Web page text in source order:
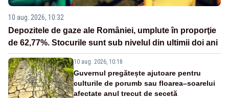
10 aug. 2026, 10:32
Depozitele de gaze ale României, umplute în proporţie
de 62,77%. Stocurile sunt sub nivelul din ultimii doi ani
10 aug. 2026, 10:18
Guvernul pregătește ajutoare pentru
culturile de porumb sau floarea–soarelui
afectate anul trecut de secetă